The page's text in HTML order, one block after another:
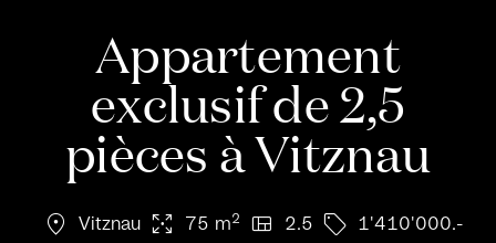
Appartement
exclusif de 2,5
pièces à Vitznau
location_on Vitznau arrows_output 75 m2 view_quilt 2.5 sell 1'410'000.-